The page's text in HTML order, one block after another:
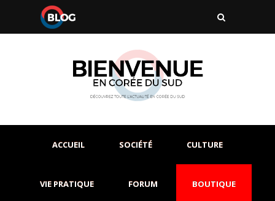
ACCUEIL SOCIÉTÉ CULTURE
VIE PRATIQUE FORUM BOUTIQUE